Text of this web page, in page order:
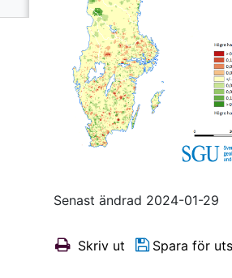
Senast ändrad 2024-01-29
Skriv ut Spara för